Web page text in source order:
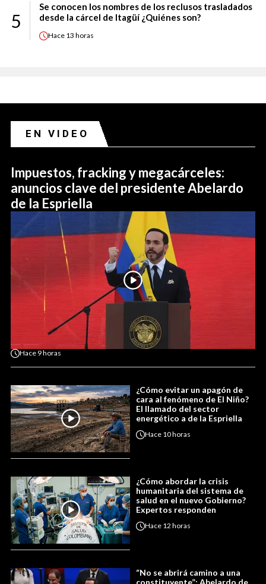
5
Se conocen los nombres de los reclusos trasladados
desde la cárcel de Itagüí ¿Quiénes son?
Hace 13 horas
EN VIDEO
Impuestos, fracking y megacárceles:
anuncios clave del presidente Abelardo
de la Espriella
Hace 9 horas
¿Cómo evitar un apagón de
cara al fenómeno de El Niño?
El llamado del sector
energético a de la Espriella
Hace 10 horas
¿Cómo abordar la crisis
humanitaria del sistema de
salud en el nuevo Gobierno?
Expertos responden
Hace 12 horas
“No se abrirá camino a una
constituyente”: Abelardo de